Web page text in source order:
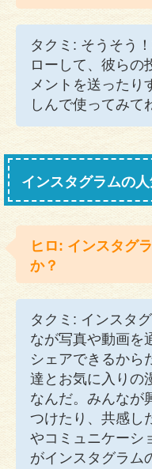
タクミ: そうそう
ローして、彼らの
メントを送ったり
しんで使ってみて
インスタグラムの
ヒロ: インスタグ
か？
タクミ: インスタ
なが写真や動画を
シェアできるから
達とお気に入りの
なんだ。みんなが
つけたり、共感し
やコミュニケーシ
がインスタグラム